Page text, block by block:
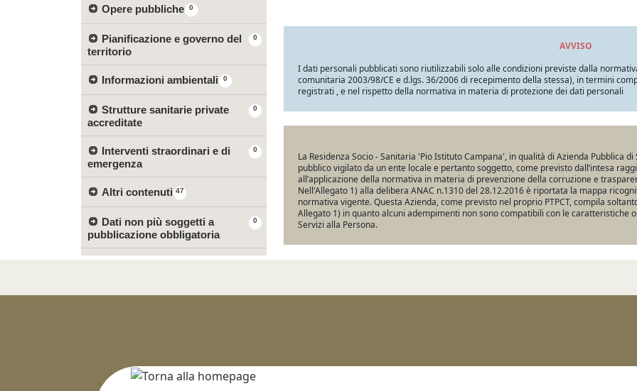
0
Opere pubbliche
0
Pianificazione e governo del
territorio
0
Informazioni ambientali
0
Strutture sanitarie private
accreditate
0
Interventi straordinari e di
emergenza
47
Altri contenuti
0
Dati non più soggetti a
pubblicazione obbligatoria
AVVISO
I dati personali pubblicati sono riutilizzabili solo alle condizioni previste dalla
comunitaria 2003/98/CE e d.lgs. 36/2006 di recepimento della stessa), in termini
registrati , e nel rispetto della normativa in materia di protezione dei dati personali
La Residenza Socio - Sanitaria 'Pio Istituto Campana', in qualità di Azienda Pubblica
pubblico vigilato da un ente locale e pertanto soggetto, come previsto dall’intesa
all’applicazione della normativa in materia di prevenzione della corruzione e
Nell'Allegato 1) alla delibera ANAC n.1310 del 28.12.2016 è riportata la mappa
normativa vigente. Questa Azienda, come previsto nel proprio PTPCT, compila
Allegato 1) in quanto alcuni adempimenti non sono compatibili con le caratteristiche
Servizi alla Persona.